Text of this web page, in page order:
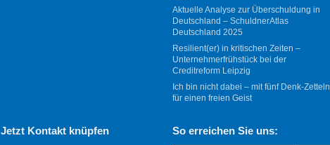
Aktuelle Analyse zur Überschuldung in
Deutschland – SchuldnerAtlas
Deutschland 2025
Resilient(er) in kritischen Zeiten –
Unternehmerfrühstück bei der
Creditreform Leipzig
Ich bin nicht dabei – mit fünf Denk-Zetteln
für einen freien Geist
Jetzt Kontakt knüpfen So erreichen Sie uns: